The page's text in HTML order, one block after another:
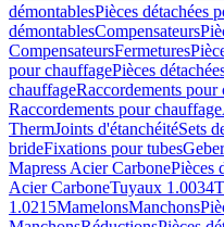
démontablesPièces détachées
démontablesCompensateurs
CompensateursFermetures
pour chauffagePièces
chauffageRaccordements pour
Raccordements pour chauffage
ThermJoints d'étanchéitéSets
brideFixations pour tubes
Mapress Acier CarbonePièces
Acier CarboneTuyaux 1.0034
1.0215MamelonsManchons